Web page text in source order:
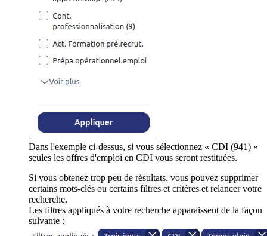
Dans l'exemple ci-dessus, si vous sélectionnez « CDI (941) »
seules les offres d'emploi en CDI vous seront restituées.
Si vous obtenez trop peu de résultats, vous pouvez supprimer
certains mots-clés ou certains filtres et critères et relancer votre
recherche.
Les filtres appliqués à votre recherche apparaissent de la façon
suivante :